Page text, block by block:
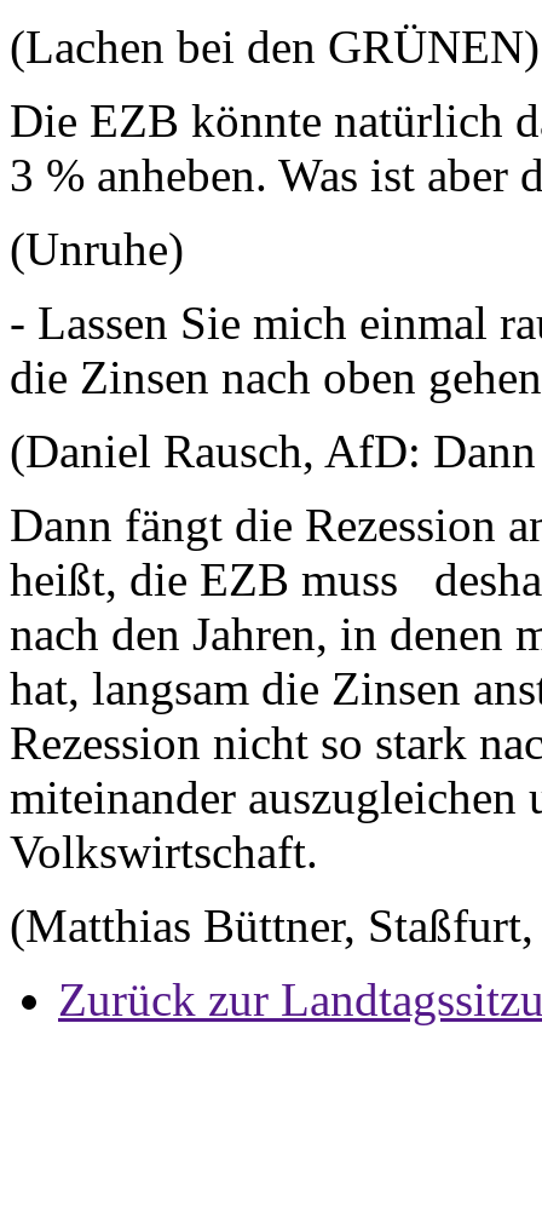
(Lachen bei den GRÜNEN)
Die EZB könnte natürlich
3 % anheben. Was ist
(Unruhe)
- Lassen Sie mich einmal
die Zinsen nach oben
(Daniel Rausch, AfD:
Dann fängt die Rezession
heißt, die EZB muss
nach den Jahren, in
hat, langsam die Zinsen
Rezession nicht so stark
miteinander
Volkswirtschaft.
(Matthias Büttner,
Zurück zur